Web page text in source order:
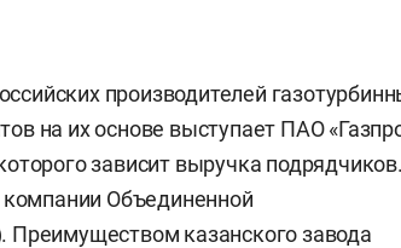
производителей
на их основе выступает ПАО
зависит выручка подрядчиков.
Объединенной
Преимуществом казанского завода